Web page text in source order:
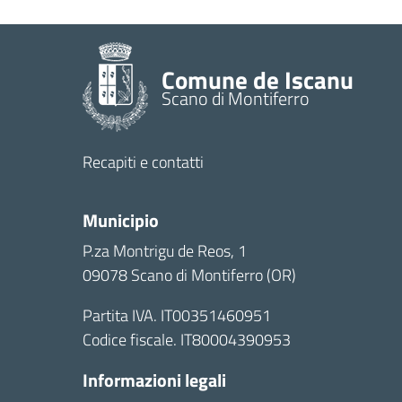
Comune de Iscanu
Scano di Montiferro
Recapiti e contatti
Municipio
P.za Montrigu de Reos, 1
09078 Scano di Montiferro (OR)
Partita IVA. IT00351460951
Codice fiscale. IT80004390953
Informazioni legali